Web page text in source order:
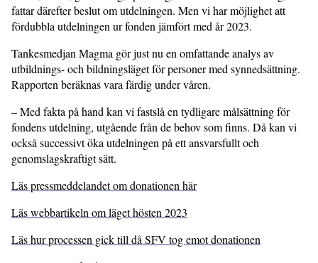
fattar därefter beslut om utdelningen. Men vi har möjlighet att
fördubbla utdelningen ur fonden jämfört med år 2023.
Tankesmedjan Magma gör just nu en omfattande analys av
utbildnings- och bildningsläget för personer med synnedsättning.
Rapporten beräknas vara färdig under våren.
– Med fakta på hand kan vi fastslå en tydligare målsättning för
fondens utdelning, utgående från de behov som finns. Då kan vi
också successivt öka utdelningen på ett ansvarsfullt och
genomslagskraftigt sätt.
Läs pressmeddelandet om donationen här
Läs webbartikeln om läget hösten 2023
Läs hur processen gick till då SFV tog emot donationen